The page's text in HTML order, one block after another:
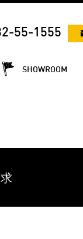
55-1555
SHOWROOM